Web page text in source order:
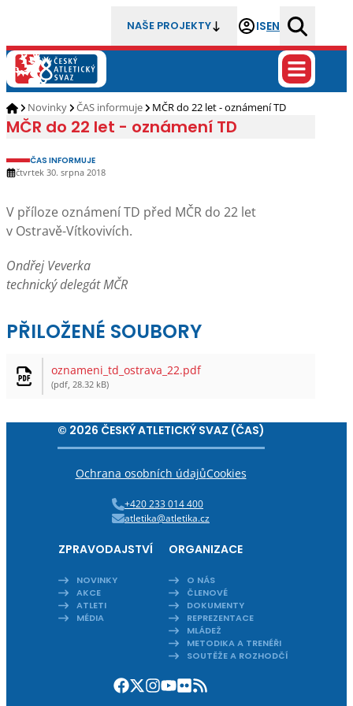
NAŠE PROJEKTY ISEN
Novinky ČAS informuje MČR do 22 let - oznámení TD
MČR do 22 let - oznámení TD
ČAS INFORMUJE
čtvrtek 30. srpna 2018
V příloze oznámení TD před MČR do 22 let
v Ostravě-Vítkovivích.
Ondřej Veverka
technický delegát MČR
PŘILOŽENÉ SOUBORY
oznameni_td_ostrava_22.pdf
(pdf, 28.32 kB)
© 2026 ČESKÝ ATLETICKÝ SVAZ (ČAS)
Ochrana osobních údajůCookies
+420 233 014 400
atletika@atletika.cz
ZPRAVODAJSTVÍ
NOVINKY
AKCE
ATLETI
MÉDIA
ORGANIZACE
O NÁS
ČLENOVÉ
DOKUMENTY
REPREZENTACE
MLÁDEŽ
METODIKA A TRENÉŘI
SOUTĚŽE A ROZHODČÍ